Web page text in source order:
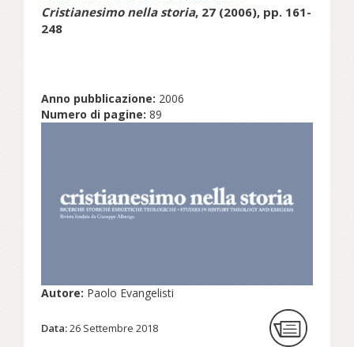
irradiazione dei modelli francescani
a partire dalle matrici altomedievali
Cristianesimo nella storia, 27 (2006), pp. 161-
248
Anno pubblicazione: 2006
Numero di pagine: 89
Autore: Paolo Evangelisti
Data:26 Settembre 2018